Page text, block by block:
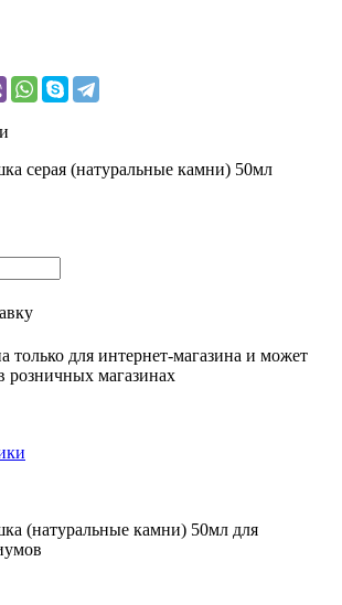
серая (натуральные камни) 50мл
только для интернет-магазина и может
розничных магазинах
(натуральные камни) 50мл для